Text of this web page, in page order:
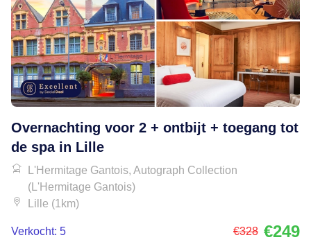
Overnachting voor 2 + ontbijt + toegang tot
de spa in Lille
L'Hermitage Gantois, Autograph Collection
(L'Hermitage Gantois)
Lille (1km)
Verkocht: 5 €328 €249